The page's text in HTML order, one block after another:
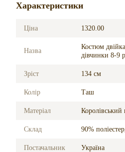
Характеристики
Ціна 1320.00
Назва
Костюм
дівчинки 8-9
Зріст 134 см
Колір Таш
Матеріал Королівський
Склад 90%
Постачальник Україна